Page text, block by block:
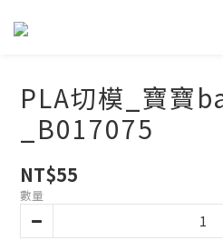
PLA切模_寶寶
_B017075
NT$55
數量